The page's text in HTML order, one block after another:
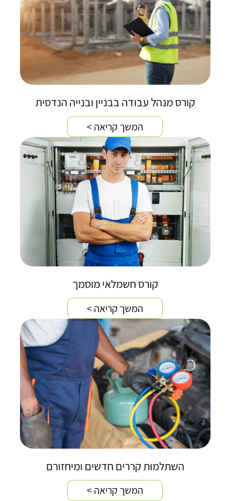
קורס מנהל עבודה בבניין ובנייה הנדסית
המשך קריאה >
קורס חשמלאי מוסמך
המשך קריאה >
השתלמות קררים חדשים ומיחזורם
המשך קריאה >